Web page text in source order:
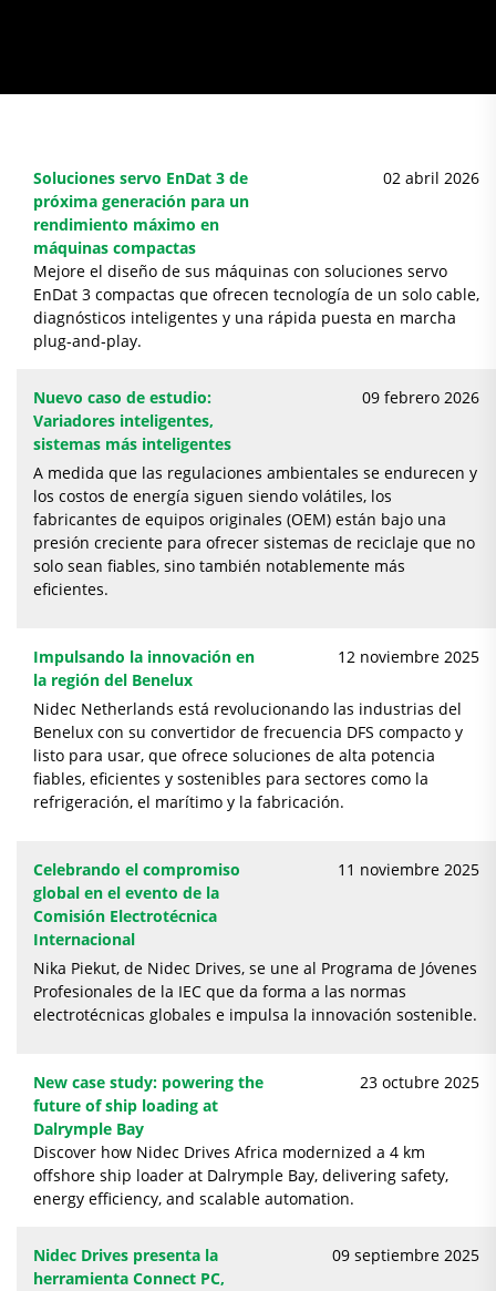
Soluciones servo EnDat 3 de
próxima generación para un
rendimiento máximo en
máquinas compactas
02 abril 2026
Mejore el diseño de sus máquinas con soluciones servo
EnDat 3 compactas que ofrecen tecnología de un solo cable,
diagnósticos inteligentes y una rápida puesta en marcha
plug‑and‑play.
Nuevo caso de estudio:
Variadores inteligentes,
sistemas más inteligentes
09 febrero 2026
A medida que las regulaciones ambientales se endurecen y
los costos de energía siguen siendo volátiles, los
fabricantes de equipos originales (OEM) están bajo una
presión creciente para ofrecer sistemas de reciclaje que no
solo sean fiables, sino también notablemente más
eficientes.
Impulsando la innovación en
la región del Benelux
12 noviembre 2025
Nidec Netherlands está revolucionando las industrias del
Benelux con su convertidor de frecuencia DFS compacto y
listo para usar, que ofrece soluciones de alta potencia
fiables, eficientes y sostenibles para sectores como la
refrigeración, el marítimo y la fabricación.
Celebrando el compromiso
global en el evento de la
Comisión Electrotécnica
Internacional
11 noviembre 2025
Nika Piekut, de Nidec Drives, se une al Programa de Jóvenes
Profesionales de la IEC que da forma a las normas
electrotécnicas globales e impulsa la innovación sostenible.
New case study: powering the
future of ship loading at
Dalrymple Bay
23 octubre 2025
Discover how Nidec Drives Africa modernized a 4 km
offshore ship loader at Dalrymple Bay, delivering safety,
energy efficiency, and scalable automation.
Nidec Drives presenta la
herramienta Connect PC,
09 septiembre 2025